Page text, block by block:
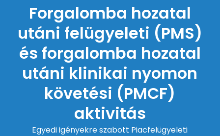
Forgalomba hozatal
utáni felügyeleti (PMS)
és forgalomba hozatal
utáni klinikai nyomon
követési (PMCF)
aktivitás
Egyedi igényekre szabott Piacfelügyeleti